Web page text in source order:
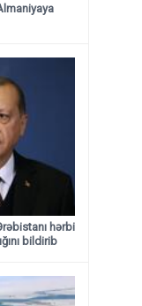
hərbi
bildirib